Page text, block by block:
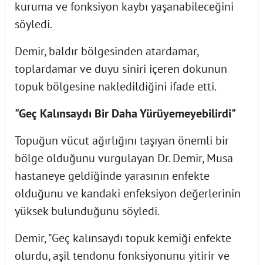
kuruma ve fonksiyon kaybı yaşanabileceğini
söyledi.
Demir, baldır bölgesinden atardamar,
toplardamar ve duyu siniri içeren dokunun
topuk bölgesine nakledildiğini ifade etti.
"Geç Kalınsaydı Bir Daha Yürüyemeyebilirdi"
Topuğun vücut ağırlığını taşıyan önemli bir
bölge olduğunu vurgulayan Dr. Demir, Musa
hastaneye geldiğinde yarasının enfekte
olduğunu ve kandaki enfeksiyon değerlerinin
yüksek bulunduğunu söyledi.
Demir, "Geç kalınsaydı topuk kemiği enfekte
olurdu, aşil tendonu fonksiyonunu yitirir ve